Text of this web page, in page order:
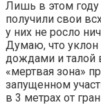
Лишь в этом году
получили свои
у них не росло
Думаю, что уклон
дождами и талой
«мертвая зона»
запущенном
в 3 метрах от